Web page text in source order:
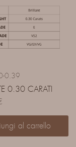
0.39
0.30 CARATI
al carrello